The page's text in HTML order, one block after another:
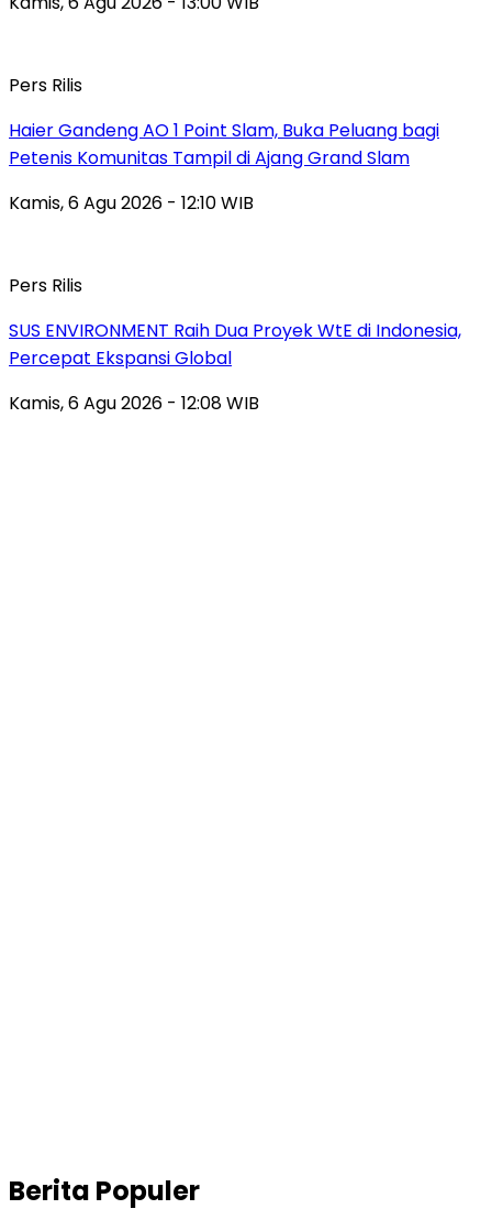
Pers Rilis
Haier Gandeng AO 1 Point Slam, Buka Peluang bagi
Petenis Komunitas Tampil di Ajang Grand Slam
Kamis, 6 Agu 2026 - 12:10 WIB
Pers Rilis
SUS ENVIRONMENT Raih Dua Proyek WtE di Indonesia,
Percepat Ekspansi Global
Kamis, 6 Agu 2026 - 12:08 WIB
Berita Populer